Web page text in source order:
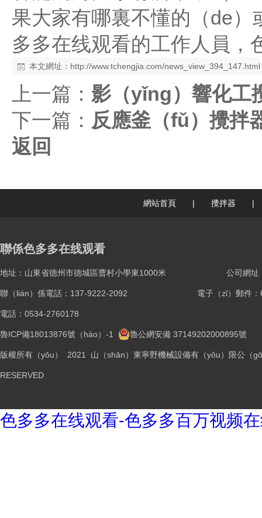
果大家有哪裏不懂的（de
多多在线观看的工作人員，
本文網址： http://www.tchengjia.com/news_view_394_147.html
上一篇： 影（yǐng）響化工
下一篇： 反應釜（fǔ）攪拌
返回
網站首頁 | 攪拌器 |
聯係色多多在线观看
地址：山東省德州市德城區曹村小學東1000米 公司網址
聯（lián）係電話：137-9222-2092 電子（zǐ）郵件
電話：0534-2760178
魯ICP備18013876號（hào）-1 魯公網安備 37149202000895號
版權所有（yǒu） 2021 山（shān）東寧野機械設備有（yǒu）限公（
RESERVED
色多多在线观看-色多多百万视频